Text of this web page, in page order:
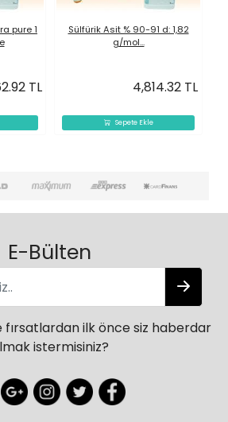
pure 1
TL
Sepete Ekle
Sülfürik Asit % 90-91 d: 1,82
g/mol...
4,814.32 TL
E-Bülten
fırsatlardan ilk önce siz haberdar
istermisiniz?